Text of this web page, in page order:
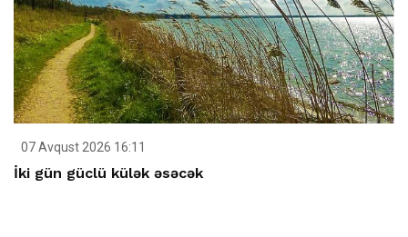
07 Avqust 2026 16:11
İki gün güclü külək əsəcək